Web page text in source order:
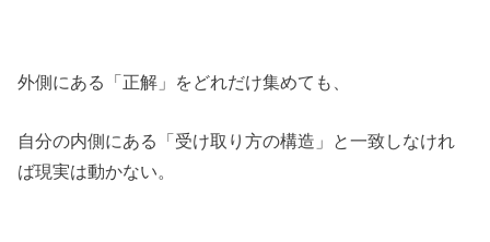
外側にある「正解」をどれだけ集めても、
自分の内側にある「受け取り方の構造」と一致しなけれ
ば現実は動かない。